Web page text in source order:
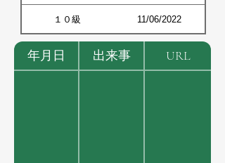
１０級 11/06/2022
年月日 出来事 URL